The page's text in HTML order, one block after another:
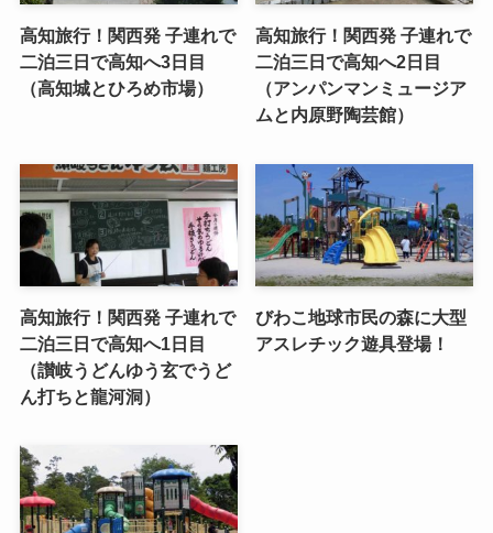
高知旅行！関西発 子連れで
二泊三日で高知へ3日目
（高知城とひろめ市場）
高知旅行！関西発 子連れで
二泊三日で高知へ2日目
（アンパンマンミュージア
ムと内原野陶芸館）
高知旅行！関西発 子連れで
二泊三日で高知へ1日目
（讃岐うどんゆう玄でうど
ん打ちと龍河洞）
びわこ地球市民の森に大型
アスレチック遊具登場！